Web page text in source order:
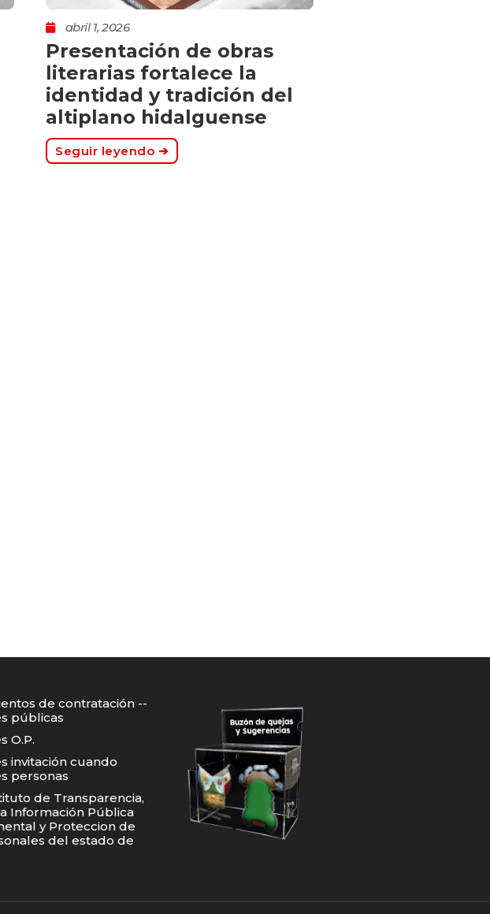
abril 1, 2026
Presentación de obras
literarias fortalece la
identidad y tradición del
altiplano hidalguense
Seguir leyendo ➔
marzo 28, 2026
Entregan apoyos
funcionales a personas